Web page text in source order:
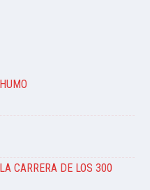
CARRERA DE LOS 300